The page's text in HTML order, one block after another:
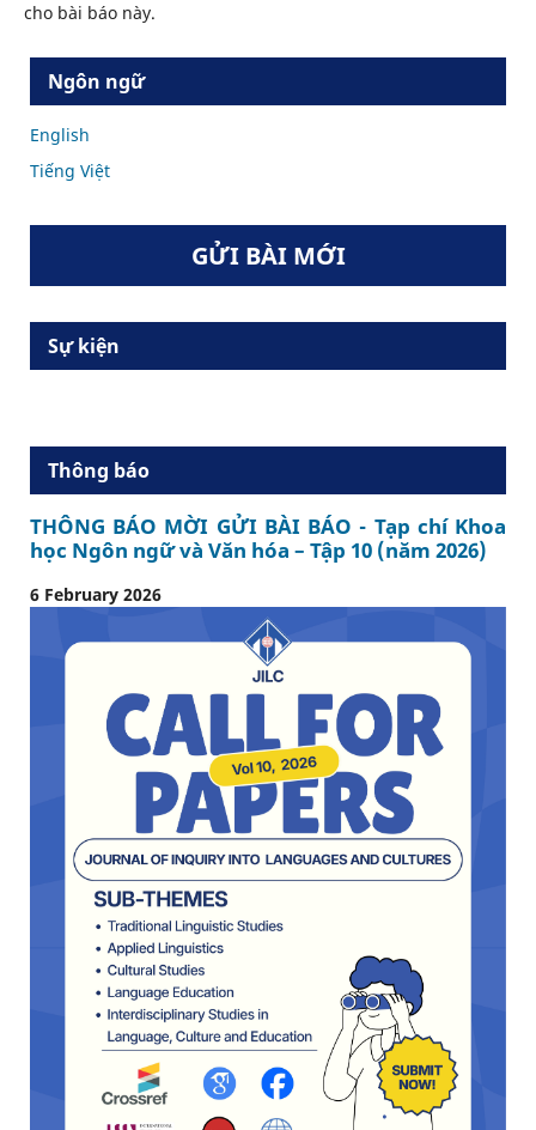
cho bài báo này.
Ngôn ngữ
English
Tiếng Việt
GỬI BÀI MỚI
Sự kiện
Thông báo
THÔNG BÁO MỜI GỬI BÀI BÁO - Tạp chí Khoa
học Ngôn ngữ và Văn hóa – Tập 10 (năm 2026)
6 February 2026